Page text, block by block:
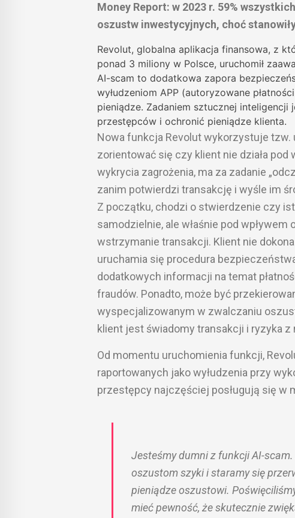
Money Report: w 2023 r. 59%
oszustw inwestycyjnych, choć
Revolut, globalna aplikacja finansowa, z
ponad 3 miliony w Polsce, uruchomił
AI-scam to dodatkowa zapora
wyłudzeniom APP (autoryzowane
pieniądze. Zadaniem sztucznej
przestępców i ochronić pieniądze klienta.
Nowa funkcja Revolut wykorzystuje tzw.
zorientować się czy klient nie działa
wykrycia zagrożenia, ma za zadanie
zanim potwierdzi transakcję i wyśle im
Z początku, chodzi o stwierdzenie czy
samodzielnie, ale właśnie pod
wstrzymanie transakcji. Klient nie
uruchamia się procedura
dodatkowych informacji na temat
fraudów. Ponadto, może być
wyspecjalizowanym w zwalczaniu
klient jest świadomy transakcji i ryzyka z
Od momentu uruchomienia funkcji,
raportowanych jako wyłudzenia przy
przestępcy najczęściej posługują się w
Jesteśmy dumni z funkcji AI-
oszustom szyki i staramy się
pieniądze oszustowi.
mieć pewność, że skutecznie